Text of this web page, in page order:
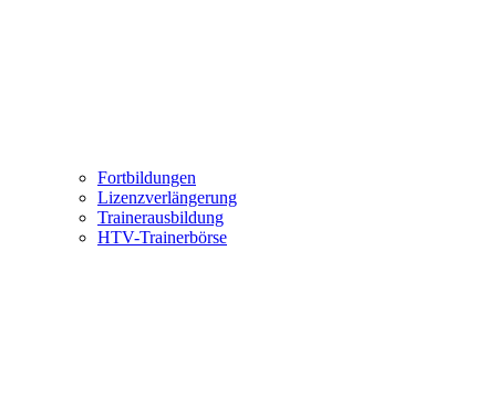
Fortbildungen
Lizenzverlängerung
Trainerausbildung
HTV-Trainerbörse